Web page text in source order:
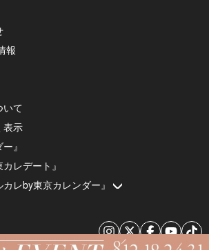
報
いて
表示
』
レデート』
レby東京カレンダー』